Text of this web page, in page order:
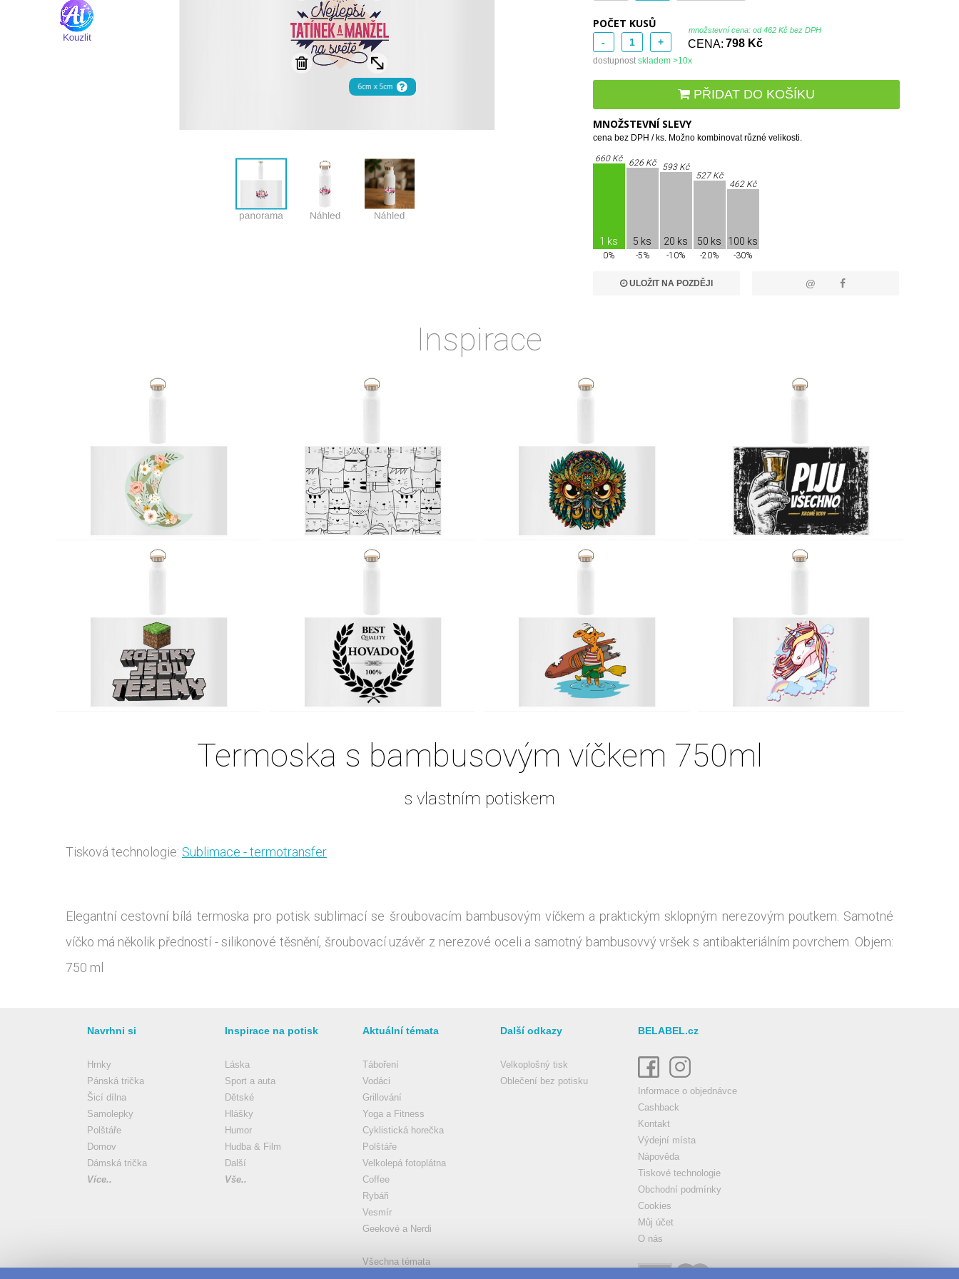
POČET KUSŮ
množstevní cena: od462 Kč bez DPH
- + CENA: 798 Kč
dostupnostskladem >10x
PŘIDAT DO KOŠÍKU
MNOŽSTEVNÍ SLEVY
cena bez DPH / ks. Možno kombinovat různé velikosti.
660 Kč
1 ks
0%
626 Kč
5 ks
-5%
593 Kč
20 ks
-10%
527 Kč
50 ks
-20%
462 Kč
100 ks
-30%
ULOŽIT NA POZDĚJI @
Inspirace
Termoska s bambusovým víčkem 750ml
s vlastním potiskem
Tisková technologie: Sublimace - termotransfer
Elegantní cestovní bílá termoska pro potisk sublimací se šroubovacím bambusovým víčkem a praktickým sklopným nerezovým poutkem. Samotné
víčko má několik předností - silikonové těsnění, šroubovací uzávěr z nerezové oceli a samotný bambusovvý vršek s antibakteriálním povrchem. Objem:
750 ml
Navrhni si
Hrnky
Pánská trička
Šicí dílna
Samolepky
Polštáře
Domov
Dámská trička
Více..
Inspirace na potisk
Láska
Sport a auta
Dětské
Hlášky
Humor
Hudba & Film
Další
Vše..
Aktuální témata
Táboření
Vodáci
Grillování
Yoga a Fitness
Cyklistická horečka
Polštáře
Velkolepá fotoplátna
Coffee
Rybáři
Vesmír
Geekové a Nerdi
Všechna témata
Další odkazy
Velkoplošný tisk
Oblečení bez potisku
BELABEL.cz
Informace o objednávce
Cashback
Kontakt
Výdejní místa
Nápověda
Tiskové technologie
Obchodní podmínky
Cookies
Můj účet
O nás